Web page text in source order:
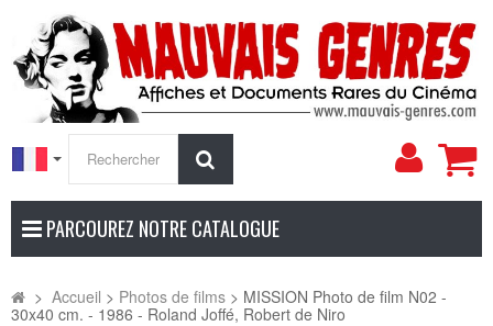
Mon
PARCOUREZ NOTRE CATALOGUE
> Accueil > Photos de films > MISSION Photo de film N02 -
30x40 cm. - 1986 - Roland Joffé, Robert de Niro